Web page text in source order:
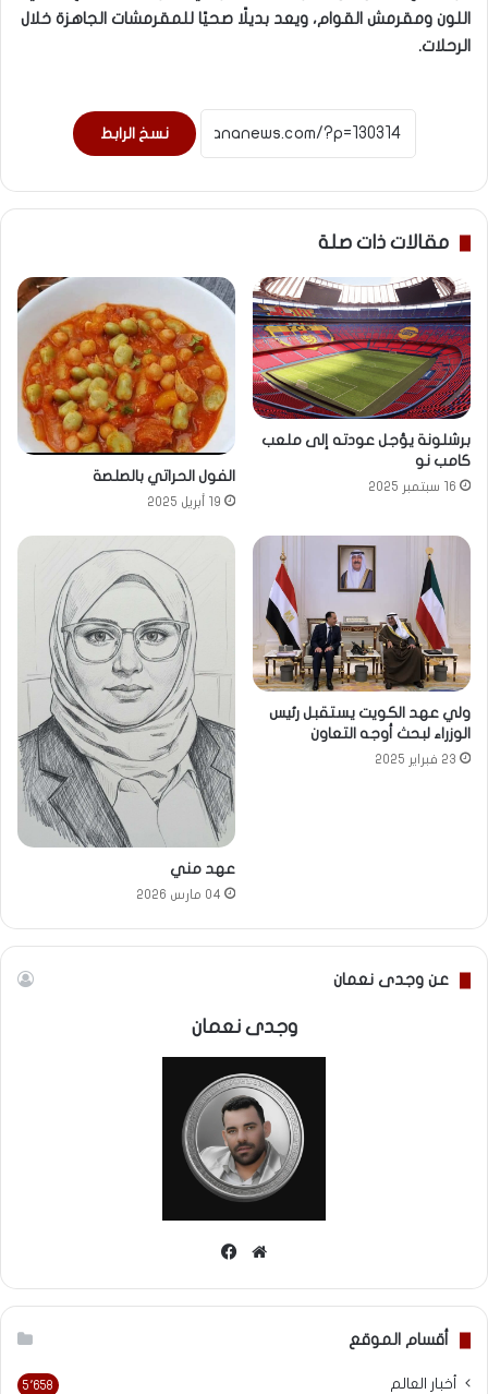
اللون ومقرمش القوام، ويعد بديلًا صحيًا للمقرمشات الجاهزة خلال
الرحلات.
نسخ الرابط
مقالات ذات صلة
برشلونة يؤجل عودته إلى ملعب
كامب نو
16 سبتمبر 2025
الفول الحراتي بالصلصة
19 أبريل 2025
ولي عهد الكويت يستقبل رئيس
الوزراء لبحث أوجه التعاون
23 فبراير 2025
عهد مني
04 مارس 2026
عن وجدى نعمان
وجدى نعمان
موقع
أقسام الموقع
أخبار العالم 5٬658